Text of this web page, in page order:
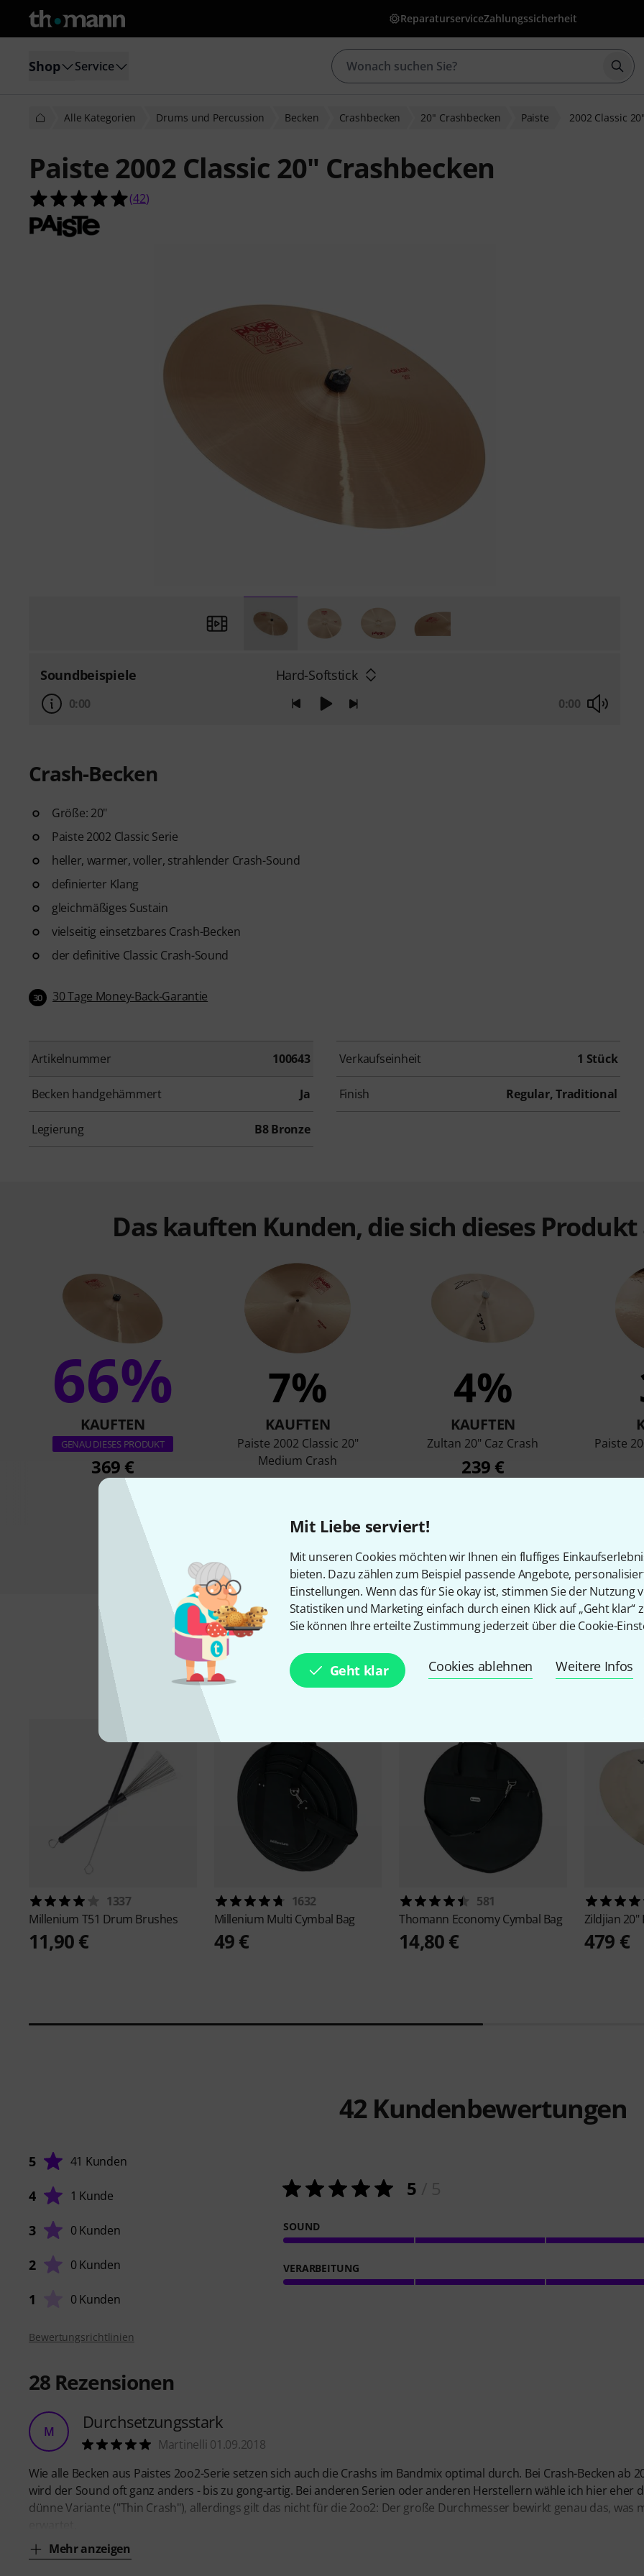
Mit Liebe serviert!
Mit unseren Cookies möchten wir Ihnen ein fluffiges
bieten. Dazu zählen zum Beispiel passende Angebote,
Einstellungen. Wenn das für Sie okay ist, stimmen Sie der Nutzung
Statistiken und Marketing einfach durch einen Klick auf „Geht klar“
Sie können Ihre erteilte Zustimmung jederzeit über die Cookie-
Geht klar Cookies ablehnen Weitere Infos
ReparaturserviceZahlungssicherheit
Shop Service
Alle Kategorien Drums und Percussion Becken Crashbecken 20" Crashbecken Paiste 2002 Classic
Paiste 2002 Classic 20" Crashbecken
5.0 von 5 Sternen aus 42 Kundenbewertungen
(42)
Soundbeispiele Hard-Softstick
0:00 0:00
Crash-Becken
Größe: 20"
Paiste 2002 Classic Serie
heller, warmer, voller, strahlender Crash-Sound
definierter Klang
gleichmäßiges Sustain
vielseitig einsetzbares Crash-Becken
der definitive Classic Crash-Sound
30 30 Tage Money-Back-Garantie
Artikelnummer 100643 Verkaufseinheit 1 Stück
Becken handgehämmert Ja Finish Regular, Traditional
Legierung B8 Bronze
Das kauften Kunden, die sich dieses
66%
KAUFTEN
GENAU DIESES PRODUKT
369 €
7%
KAUFTEN
Paiste 2002 Classic 20"
Medium Crash
369 €
4%
KAUFTEN
Zultan 20" Caz Crash
239 €
Paiste
Vergleichen
Zubehör & passende Artikel
1337
Millenium T51 Drum Brushes
11,90 €
1632
Millenium Multi Cymbal Bag
49 €
581
Thomann Economy Cymbal Bag
14,80 €
Zildjian 20"
479 €
42Kundenbewertungen
5 41 Kunden
4 1 Kunde
3 0 Kunden
2 0 Kunden
1 0 Kunden
5
SOUND
VERARBEITUNG
Bewertungsrichtlinien
28 Rezensionen
M Durchsetzungsstark
Martinelli 01.09.2018
Wie alle Becken aus Paistes 2oo2-Serie setzen sich auch die Crashs im Bandmix optimal durch. Bei Crash-Becken ab
wird der Sound oft ganz anders - bis zu gong-artig. Bei anderen Serien oder anderen Herstellern wähle ich hier eher
dünne Variante ("Thin Crash"), allerdings gilt das nicht für die 2oo2: Der große Durchmesser bewirkt genau das, was
Mehr anzeigen